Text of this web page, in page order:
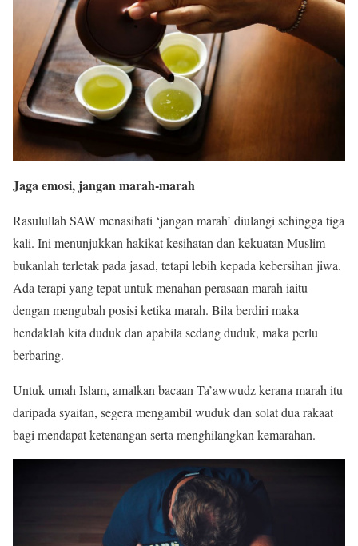
Jaga emosi, jangan marah-marah
Rasulullah SAW menasihati ‘jangan marah’ diulangi sehingga tiga
kali. Ini menunjukkan hakikat kesihatan dan kekuatan Muslim
bukanlah terletak pada jasad, tetapi lebih kepada kebersihan jiwa.
Ada terapi yang tepat untuk menahan perasaan marah iaitu
dengan mengubah posisi ketika marah. Bila berdiri maka
hendaklah kita duduk dan apabila sedang duduk, maka perlu
berbaring.
Untuk umah Islam, amalkan bacaan Ta’awwudz kerana marah itu
daripada syaitan, segera mengambil wuduk dan solat dua rakaat
bagi mendapat ketenangan serta menghilangkan kemarahan.